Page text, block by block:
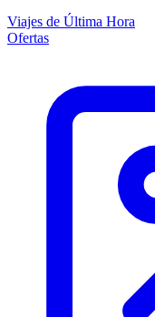
Viajes de Última Hora
Ofertas